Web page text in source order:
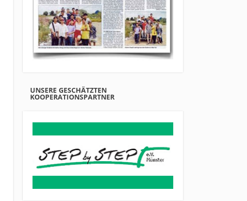
UNSERE GESCHÄTZTEN
KOOPERATIONSPARTNER